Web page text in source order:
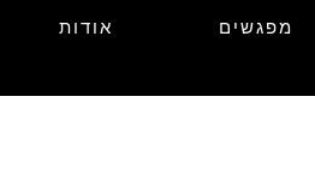
מפגשים
אודות